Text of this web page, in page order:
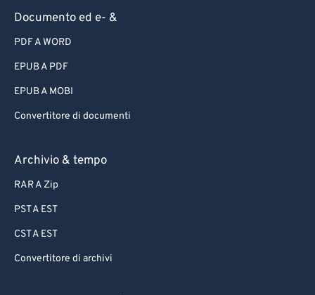
Documento ed e- &
PDF A WORD
EPUB A PDF
EPUB A MOBI
Convertitore di documenti
Archivio & tempo
RAR A Zip
PST A EST
CST A EST
Convertitore di archivi